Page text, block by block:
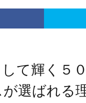
て輝く５
選ばれる